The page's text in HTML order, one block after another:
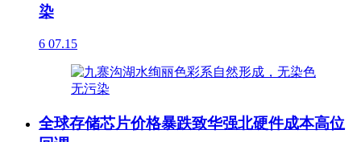
染
6 07.15
全球存储芯片价格暴跌致华强北硬件成本高位